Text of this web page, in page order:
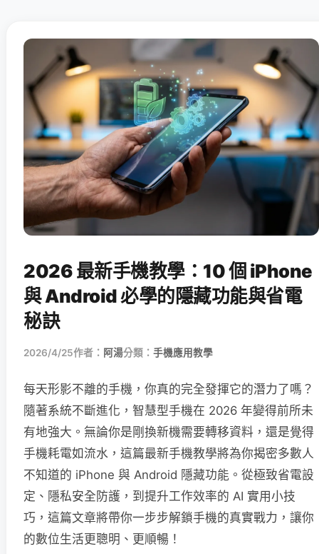
2026 最新手機教學：10 個 iPhone
與 Android 必學的隱藏功能與省電
秘訣
2026/4/25作者： 阿湯分類： 手機應用教學
每天形影不離的手機，你真的完全發揮它的潛力了嗎？
隨著系統不斷進化，智慧型手機在 2026 年變得前所未
有地強大。無論你是剛換新機需要轉移資料，還是覺得
手機耗電如流水，這篇最新手機教學將為你揭密多數人
不知道的 iPhone 與 Android 隱藏功能。從極致省電設
定、隱私安全防護，到提升工作效率的 AI 實用小技
巧，這篇文章將帶你一步步解鎖手機的真實戰力，讓你
的數位生活更聰明、更順暢！